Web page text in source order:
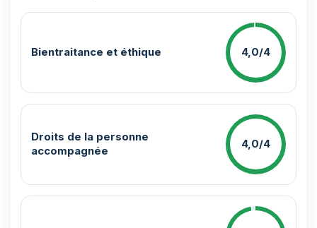
Bientraitance et éthique 4,0/4
Droits de la personne
accompagnée
4,0/4